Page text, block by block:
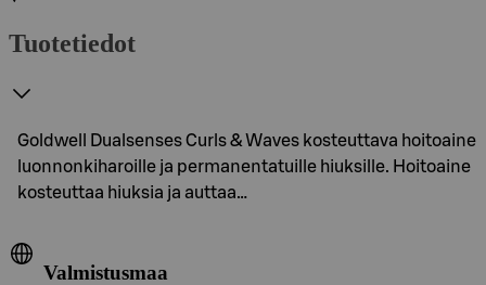
Tuotetiedot
Goldwell Dualsenses Curls & Waves kosteuttava hoitoaine
luonnonkiharoille ja permanentatuille hiuksille. Hoitoaine
kosteuttaa hiuksia ja auttaa…
Valmistusmaa